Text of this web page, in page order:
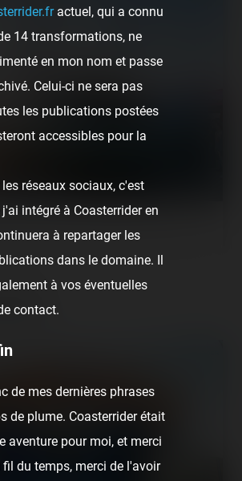
actuel, qui a connu
14 transformations, ne
en mon nom et passe
Celui-ci ne sera pas
les publications postées
accessibles pour la
réseaux sociaux, c'est
intégré à Coasterrider en
à repartager les
dans le domaine. Il
à vos éventuelles
contact.
de mes dernières phrases
de plume. Coasterrider était
aventure pour moi, et merci
du temps, merci de l'avoir